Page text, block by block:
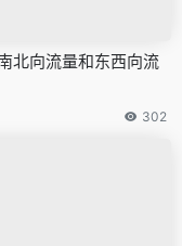
北向流量和东西向流
302